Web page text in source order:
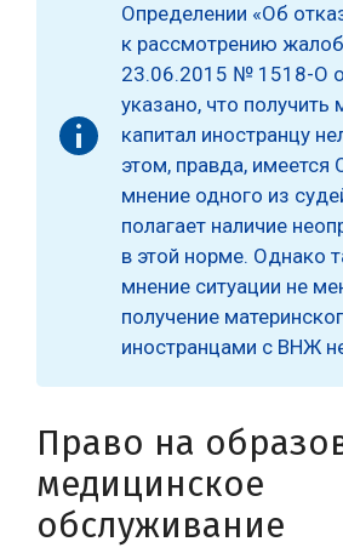
Определении «Об
к рассмотрению
23.06.2015 № 1518-О
указано, что получить
капитал иностранцу
этом, правда, имеется
мнение одного из
полагает наличие
в этой норме. Однако
мнение ситуации не
получение
иностранцами с ВНЖ
Право на
медицинское
обслуживание